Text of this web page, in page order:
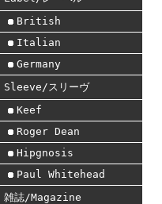
British
Italian
Germany
Sleeve/スリーヴ
Keef
Roger Dean
Hipgnosis
Paul Whitehead
雑誌/Magazine